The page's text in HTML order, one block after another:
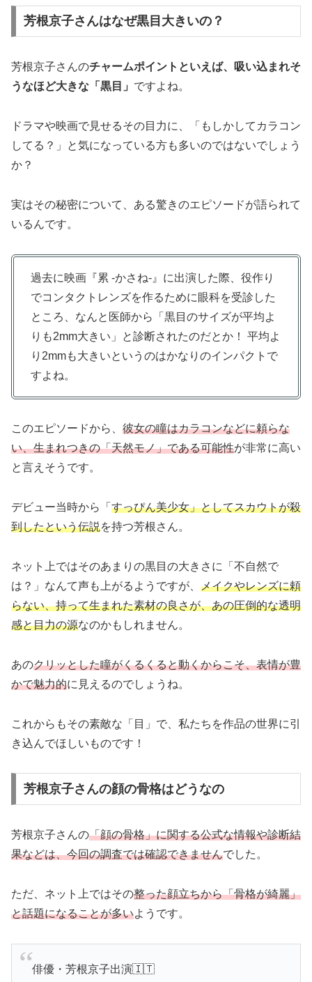
芳根京子さんはなぜ黒目大きいの？
芳根京子さんのチャームポイントといえば、吸い込まれそ
うなほど大きな「黒目」 ですよね。
ドラマや映画で見せるその目力に、「もしかしてカラコン
してる？」と気になっている方も多いのではないでしょう
か？
実はその秘密について、ある驚きのエピソードが語られて
いるんです。
過去に映画『累 -かさね-』に出演した際、役作り
でコンタクトレンズを作るために眼科を受診した
ところ、なんと医師から「黒目のサイズが平均よ
りも2mm大きい」と診断されたのだとか！ 平均よ
り2mmも大きいというのはかなりのインパクトで
すよね。
このエピソードから、 彼女の瞳はカラコンなどに頼らな
い、生まれつきの「天然モノ」である可能性が非常に高い
と言えそうです。
デビュー当時から「 すっぴん美少女」としてスカウトが殺
到したという伝説を持つ芳根さん。
ネット上ではそのあまりの黒目の大きさに「不自然で
は？」なんて声も上がるようですが、 メイクやレンズに頼
らない、持って生まれた素材の良さが、あの圧倒的な透明
感と目力の源なのかもしれません。
あのクリッとした瞳がくるくると動くからこそ、表情が豊
かで魅力的に見えるのでしょうね。
これからもその素敵な「目」で、私たちを作品の世界に引
き込んでほしいものです！
芳根京子さんの顔の骨格はどうなの
芳根京子さんの「顔の骨格」に関する公式な情報や診断結
果などは、今回の調査では確認できませんでした。
ただ、ネット上ではその整った顔立ちから「骨格が綺麗」
と話題になることが多いようです。
俳優・芳根京子出演🇮🇹